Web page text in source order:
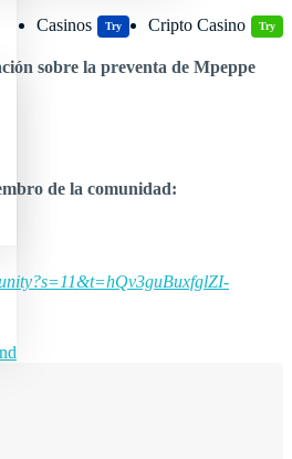
Casinos Try Cripto Casino Try
sobre la preventa de Mpeppe
de la comunidad: